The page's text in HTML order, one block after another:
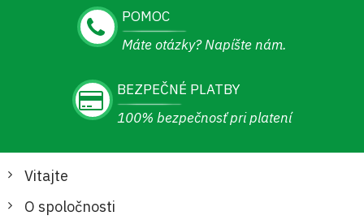
POMOC
Máte otázky? Napíšte nám.
BEZPEČNÉ PLATBY
100% bezpečnosť pri platení
Vitajte
O spoločnosti